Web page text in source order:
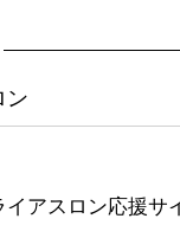
ン
アスロン応援サ